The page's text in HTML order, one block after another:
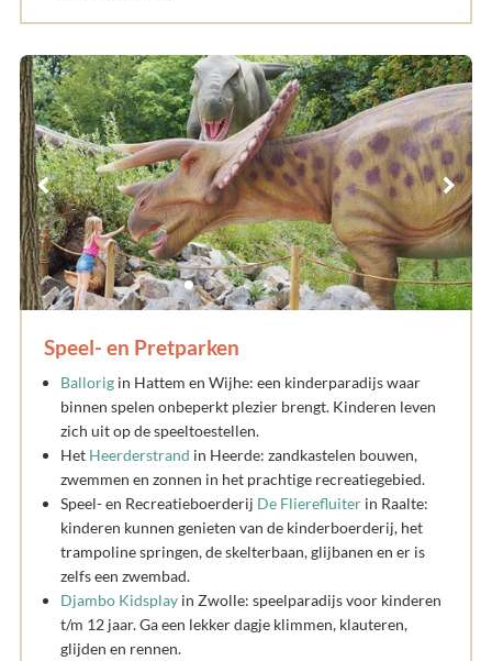
Speel- en Pretparken
Ballorig in Hattem en Wijhe: een kinderparadijs waar
binnen spelen onbeperkt plezier brengt. Kinderen leven
zich uit op de speeltoestellen.
Het Heerderstrand in Heerde: zandkastelen bouwen,
zwemmen en zonnen in het prachtige recreatiegebied.
Speel- en Recreatieboerderij De Flierefluiter in Raalte:
kinderen kunnen genieten van de kinderboerderij, het
trampoline springen, de skelterbaan, glijbanen en er is
zelfs een zwembad.
Djambo Kidsplay in Zwolle: speelparadijs voor kinderen
t/m 12 jaar. Ga een lekker dagje klimmen, klauteren,
glijden en rennen.